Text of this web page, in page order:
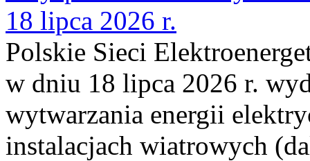
18 lipca 2026 r.
Polskie Sieci
w dniu 18 lipca 2026 r.
wytwarzania energii
instalacjach wiatrowych